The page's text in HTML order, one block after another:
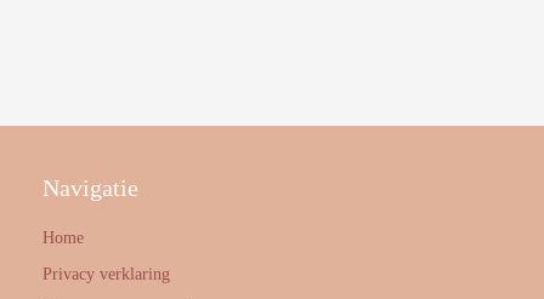
Navigatie
Home
Privacy verklaring